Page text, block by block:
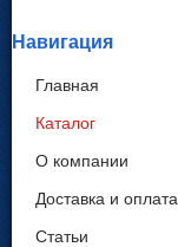
Навигация
Главная
Каталог
О компании
Доставка и оплата
Статьи